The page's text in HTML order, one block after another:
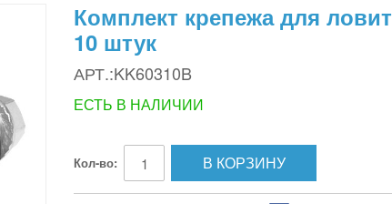
Комплект крепежа для
10 штук
АРТ.:KK60310B
ЕСТЬ В НАЛИЧИИ
Кол-во: В КОРЗИНУ